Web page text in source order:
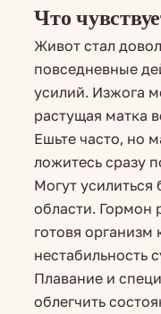
Что
Живот стал
повседневные
усилий. Изжога
растущая матка
Ешьте часто, но
ложитесь сразу
Могут усилиться
области. Гормон
готовя
нестабильность
Плавание и
облегчить